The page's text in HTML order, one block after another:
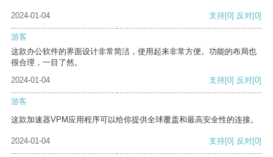
2024-01-04 支持[0] 反对[0]
游客
这款办公软件的界面设计非常简洁，使用起来非常方便。功能的布局也
很合理，一目了然。
2024-01-04
支持[0] 反对[0]
游客
这款加速器VPM应用程序可以给你提供全球覆盖和最高安全性的连接。
2024-01-04 支持[0] 反对[0]